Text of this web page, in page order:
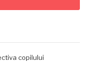
copilului